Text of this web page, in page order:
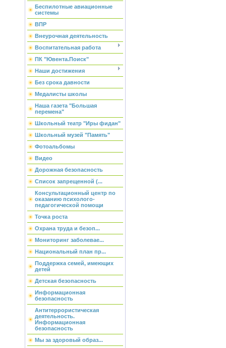
Беспилотные авиационные
системы
ВПР
Внеурочная деятельность
Воспитательная работа
ПК "Ювента.Поиск"
Наши достижения
Без срока давности
Медалисты школы
Наша газета "Большая
перемена"
Школьный театр "Иры фидан"
Школьный музей "Память"
Фотоальбомы
Видео
Дорожная безопасность
Список запрещенной (...
Консультационный центр по
оказанию психолого-
педагогической помощи
Точка роста
Охрана труда и безоп...
Мониторинг заболевае...
Национальный план пр...
Поддержка семей, имеющих
детей
Детская безопасность
Информационная
безопасность
Антитеррористическая
деятельность.
Информационная
безопасность
Мы за здоровый образ...